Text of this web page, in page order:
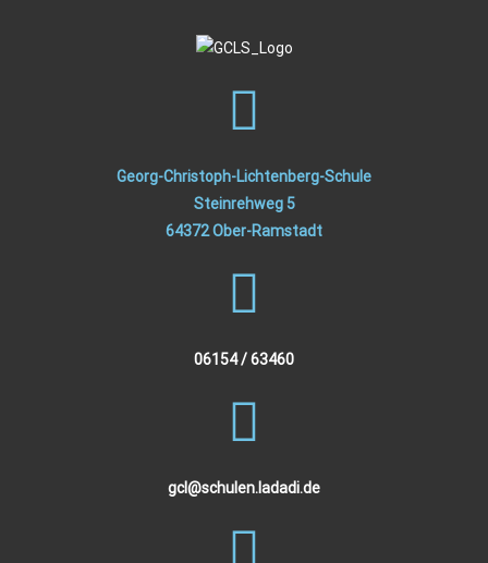
Georg-Christoph-Lichtenberg-Schule
Steinrehweg 5
64372 Ober-Ramstadt
06154 / 63460
gcl@schulen.ladadi.de